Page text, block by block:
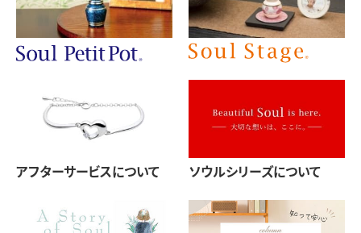
アフターサービスについて ソウルシリーズについて